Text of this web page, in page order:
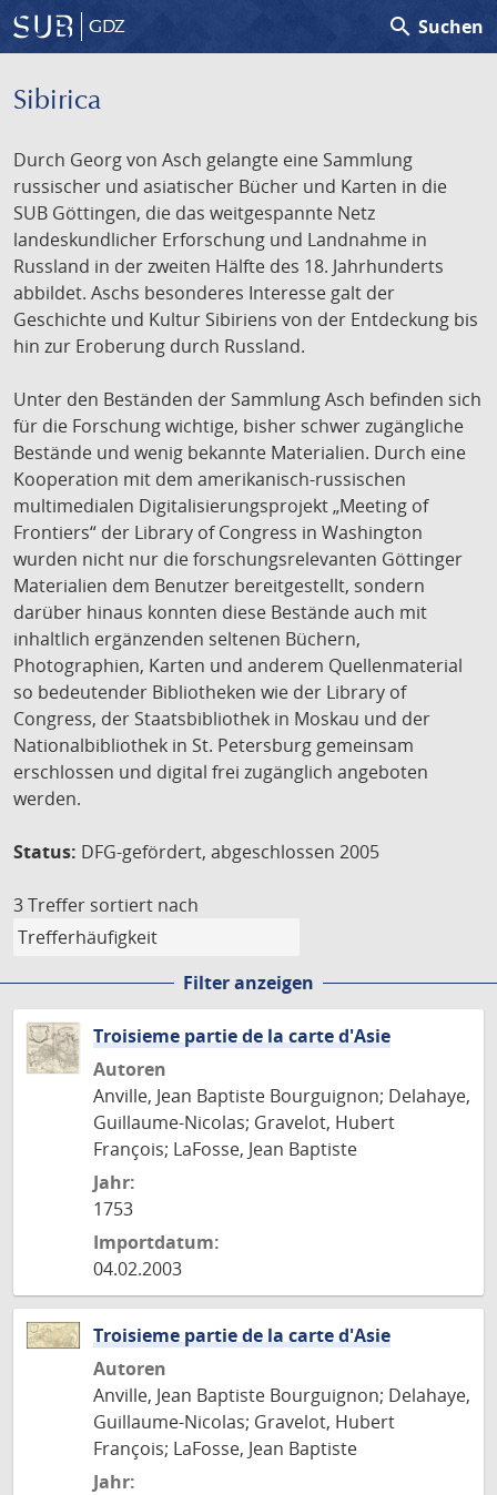
GDZ search Suchen
Sibirica
Durch Georg von Asch gelangte eine Sammlung
russischer und asiatischer Bücher und Karten in die
SUB Göttingen, die das weitgespannte Netz
landeskundlicher Erforschung und Landnahme in
Russland in der zweiten Hälfte des 18. Jahrhunderts
abbildet. Aschs besonderes Interesse galt der
Geschichte und Kultur Sibiriens von der Entdeckung bis
hin zur Eroberung durch Russland.
Unter den Beständen der Sammlung Asch befinden sich
für die Forschung wichtige, bisher schwer zugängliche
Bestände und wenig bekannte Materialien. Durch eine
Kooperation mit dem amerikanisch-russischen
multimedialen Digitalisierungsprojekt „Meeting of
Frontiers“ der Library of Congress in Washington
wurden nicht nur die forschungsrelevanten Göttinger
Materialien dem Benutzer bereitgestellt, sondern
darüber hinaus konnten diese Bestände auch mit
inhaltlich ergänzenden seltenen Büchern,
Photographien, Karten und anderem Quellenmaterial
so bedeutender Bibliotheken wie der Library of
Congress, der Staatsbibliothek in Moskau und der
Nationalbibliothek in St. Petersburg gemeinsam
erschlossen und digital frei zugänglich angeboten
werden.
Status: DFG-gefördert, abgeschlossen 2005
3 Treffer sortiert nach
Filter anzeigen
Troisieme partie de la carte d'Asie
Autoren
Anville, Jean Baptiste Bourguignon; Delahaye,
Guillaume-Nicolas; Gravelot, Hubert
François; LaFosse, Jean Baptiste
Jahr:
1753
Importdatum:
04.02.2003
Troisieme partie de la carte d'Asie
Autoren
Anville, Jean Baptiste Bourguignon; Delahaye,
Guillaume-Nicolas; Gravelot, Hubert
François; LaFosse, Jean Baptiste
Jahr: